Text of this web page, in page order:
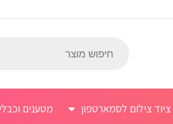
ציוד צילום לסמארטפון מטענים